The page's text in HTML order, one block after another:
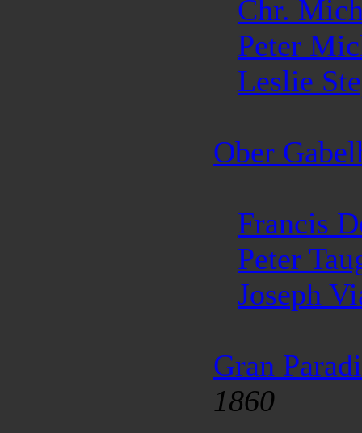
Chr.
Peter
Leslie
Ober
Francis
Peter
Joseph
Gran
1860